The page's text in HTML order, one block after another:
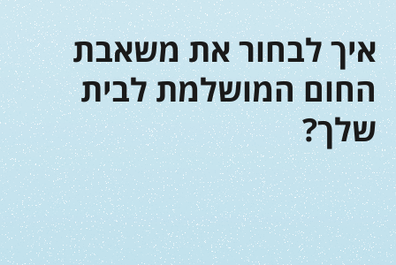
איך לבחור את משאבת
החום המושלמת לבית
שלך?